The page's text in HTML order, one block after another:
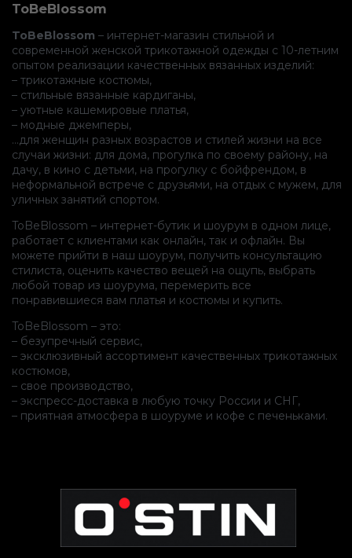
ToBeBlossom
ToBeBlossom – интернет-магазин стильной и
современной женской трикотажной одежды с 10-летним
опытом реализации качественных вязанных изделий:
– трикотажные костюмы,
– стильные вязанные кардиганы,
– уютные кашемировые платья,
– модные джемперы,
…для женщин разных возрастов и стилей жизни на все
случаи жизни: для дома, прогулка по своему району, на
дачу, в кино с детьми, на прогулку с бойфрендом, в
неформальной встрече с друзьями, на отдых с мужем, для
уличных занятий спортом.
ToBeBlossom – интернет-бутик и шоурум в одном лице,
работает с клиентами как онлайн, так и офлайн. Вы
можете прийти в наш шоурум, получить консультацию
стилиста, оценить качество вещей на ощупь, выбрать
любой товар из шоурума, перемерить все
понравившиеся вам платья и костюмы и купить.
ToBeBlossom – это:
– безупречный сервис,
– эксклюзивный ассортимент качественных трикотажных
костюмов,
– свое производство,
– экспресс-доставка в любую точку России и СНГ,
– приятная атмосфера в шоуруме и кофе с печеньками.